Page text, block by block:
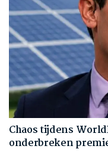
Chaos tijdens
onderbreken